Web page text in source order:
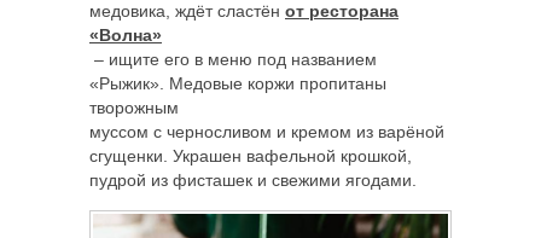
медовика, ждёт сластён от ресторана
«Волна»
– ищите его в меню под названием
«Рыжик». Медовые коржи пропитаны
творожным
муссом с черносливом и кремом из варёной
сгущенки. Украшен вафельной крошкой,
пудрой из фисташек и свежими ягодами.